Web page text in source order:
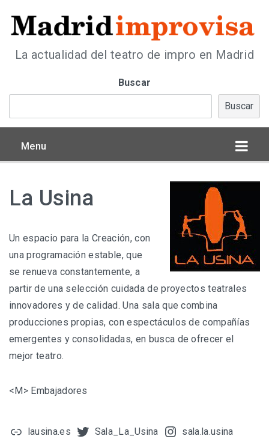
La actualidad del teatro de impro en Madrid
Buscar
Buscar
Menu
La Usina
Un espacio para la Creación, con
una programación estable, que
se renueva constantemente, a
partir de una selección cuidada de proyectos teatrales
innovadores y de calidad. Una sala que combina
producciones propias, con espectáculos de compañías
emergentes y consolidadas, en busca de ofrecer el
mejor teatro.
<M> Embajadores
lausina.es Sala_La_Usina sala.la.usina